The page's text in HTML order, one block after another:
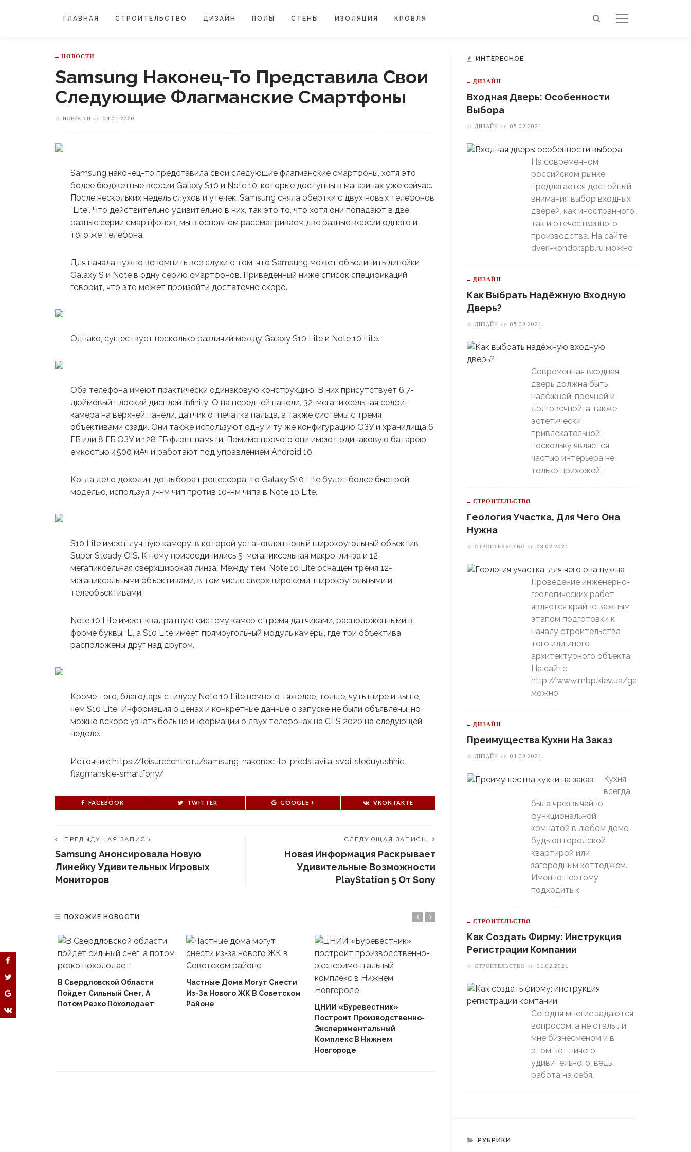
ГЛАВНАЯ СТРОИТЕЛЬСТВО ДИЗАЙН ПОЛЫ СТЕНЫ ИЗОЛЯЦИЯ КРОВЛЯ
НОВОСТИ
Samsung Наконец-То Представила Свои
Следующие Флагманские Смартфоны
НОВОСТИ on 04.01.2020
Samsung наконец-то представила свои следующие флагманские смартфоны, хотя это
более бюджетные версии Galaxy S10 и Note 10, которые доступны в магазинах уже сейчас.
После нескольких недель слухов и утечек, Samsung сняла обертки с двух новых телефонов
“Lite”. Что действительно удивительно в них, так это то, что хотя они попадают в две
разные серии смартфонов, мы в основном рассматриваем две разные версии одного и
того же телефона.
Для начала нужно вспомнить все слухи о том, что Samsung может объединить линейки
Galaxy S и Note в одну серию смартфонов. Приведенный ниже список спецификаций
говорит, что это может произойти достаточно скоро.
Однако, существует несколько различий между Galaxy S10 Lite и Note 10 Lite.
Оба телефона имеют практически одинаковую конструкцию. В них присутствует 6,7-
дюймовый плоский дисплей Infinity-O на передней панели, 32-мегапиксельная селфи-
камера на верхней панели, датчик отпечатка пальца, а также системы с тремя
объективами сзади. Они также используют одну и ту же конфигурацию ОЗУ и хранилища 6
ГБ или 8 ГБ ОЗУ и 128 ГБ флэш-памяти. Помимо прочего они имеют одинаковую батарею
емкостью 4500 мАч и работают под управлением Android 10.
Когда дело доходит до выбора процессора, то Galaxy S10 Lite будет более быстрой
моделью, используя 7-нм чип против 10-нм чипа в Note 10 Lite.
S10 Lite имеет лучшую камеру, в которой установлен новый широкоугольный объектив
Super Steady OIS. К нему присоединились 5-мегапиксельная макро-линза и 12-
мегапиксельная сверхширокая линза. Между тем, Note 10 Lite оснащен тремя 12-
мегапиксельными объективами, в том числе сверхширокими, широкоугольными и
телеобъективами.
Note 10 Lite имеет квадратную систему камер с тремя датчиками, расположенными в
форме буквы “L”, а S10 Lite имеет прямоугольный модуль камеры, где три объектива
расположены друг над другом.
Кроме того, благодаря стилусу Note 10 Lite немного тяжелее, толще, чуть шире и выше,
чем S10 Lite. Информация о ценах и конкретные данные о запуске не были объявлены, но
можно вскоре узнать больше информации о двух телефонах на CES 2020 на следующей
неделе.
Источник: https://leisurecentre.ru/samsung-nakonec-to-predstavila-svoi-sleduyushhie-
flagmanskie-smartfony/
FACEBOOK TWITTER GOOGLE + VKONTAKTE
ПРЕДЫДУЩАЯ ЗАПИСЬ
Samsung Анонсировала Новую
Линейку Удивительных Игровых
Мониторов
СЛЕДУЮЩАЯ ЗАПИСЬ
Новая Информация Раскрывает
Удивительные Возможности
PlayStation 5 От Sony
ПОХОЖИЕ НОВОСТИ
В Свердловской Области
Пойдет Сильный Снег, А
Потом Резко Похолодает
Частные Дома Могут Снести
Из-За Нового ЖК В Советском
Районе
ЦНИИ «Буревестник»
Построит Производственно-
Экспериментальный
Комплекс В Нижнем
Новгороде
Екатеринбургский
«Автомобилист» Вышел В
Плей-Офф, Даже Не Доиграв
Пойдет Сильный Снег, А
ИНТЕРЕСНОЕ
ДИЗАЙН
Входная Дверь: Особенности
Выбора
ДИЗАЙН on 05.02.2021
На современном
российском рынке
предлагается достойный
внимания выбор входных
дверей, как иностранного,
так и отечественного
производства. На сайте
dveri-kondor.spb.ru можно
ДИЗАЙН
Как Выбрать Надёжную Входную
Дверь?
ДИЗАЙН on 05.02.2021
Современная входная
дверь должна быть
надёжной, прочной и
долговечной, а также
эстетически
привлекательной,
поскольку является
частью интерьера не
только прихожей,
СТРОИТЕЛЬСТВО
Геология Участка, Для Чего Она
Нужна
СТРОИТЕЛЬСТВО on 03.02.2021
Проведение инженерно-
геологических работ
является крайне важным
этапом подготовки к
началу строительства
того или иного
архитектурного объекта.
На сайте
http://www.mbp.kiev.ua/geology
можно
ДИЗАЙН
Преимущества Кухни На Заказ
ДИЗАЙН on 01.02.2021
Кухня
всегда
была чрезвычайно
функциональной
комнатой в любом доме,
будь он городской
квартирой или
загородным коттеджем.
Именно поэтому
подходить к
СТРОИТЕЛЬСТВО
Как Создать Фирму: Инструкция
Регистрации Компании
СТРОИТЕЛЬСТВО on 01.02.2021
Сегодня многие задаются
вопросом, а не сталь ли
мне бизнесменом и в
этом нет ничего
удивительного, ведь
работа на себя,
РУБРИКИ